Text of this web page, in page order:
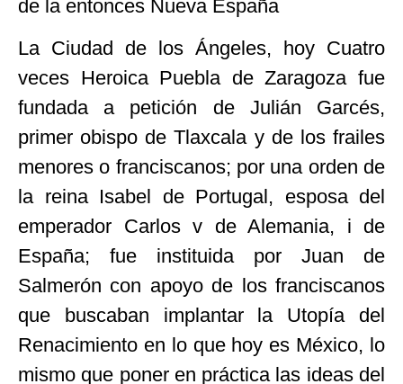
de la entonces Nueva España
La Ciudad de los Ángeles, hoy Cuatro
veces Heroica Puebla de Zaragoza fue
fundada a petición de Julián Garcés,
primer obispo de Tlaxcala y de los frailes
menores o franciscanos; por una orden de
la reina Isabel de Portugal, esposa del
emperador Carlos v de Alemania, i de
España; fue instituida por Juan de
Salmerón con apoyo de los franciscanos
que buscaban implantar la Utopía del
Renacimiento en lo que hoy es México, lo
mismo que poner en práctica las ideas del